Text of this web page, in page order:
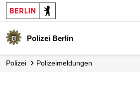
Polizei Berlin
Polizei Polizei­meldungen